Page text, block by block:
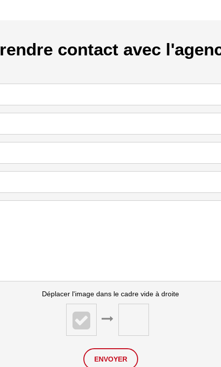
contact avec
Déplacer l'image dans le cadre vide à droite
ENVOYER